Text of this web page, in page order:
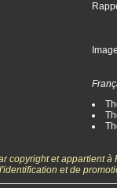
copyright et appartient
et de